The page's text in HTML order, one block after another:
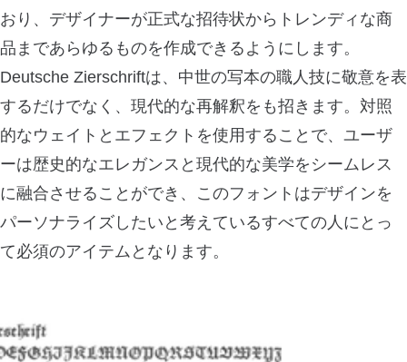
おり、デザイナーが正式な招待状からトレンディな商
品まであらゆるものを作成できるようにします。
Deutsche Zierschriftは、中世の写本の職人技に敬意を表
するだけでなく、現代的な再解釈をも招きます。対照
的なウェイトとエフェクトを使用することで、ユーザ
ーは歴史的なエレガンスと現代的な美学をシームレス
に融合させることができ、このフォントはデザインを
パーソナライズしたいと考えているすべての人にとっ
て必須のアイテムとなります。